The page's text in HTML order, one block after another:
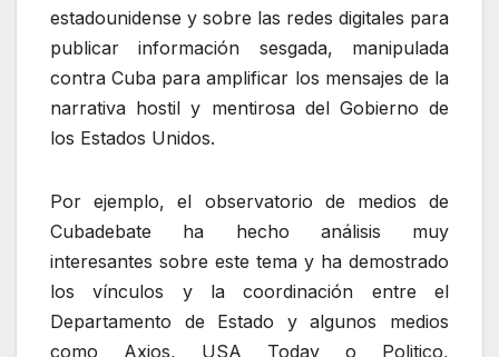
estadounidense y sobre las redes digitales para
publicar información sesgada, manipulada
contra Cuba para amplificar los mensajes de la
narrativa hostil y mentirosa del Gobierno de
los Estados Unidos.
Por ejemplo, el observatorio de medios de
Cubadebate ha hecho análisis muy
interesantes sobre este tema y ha demostrado
los vínculos y la coordinación entre el
Departamento de Estado y algunos medios
como Axios, USA Today o Politico,